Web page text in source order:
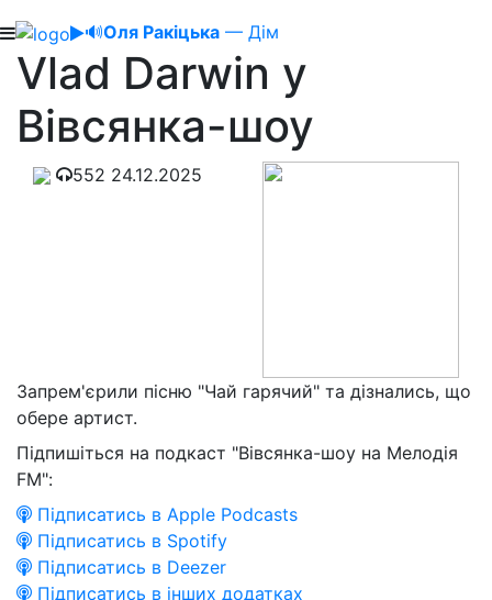
🔊Оля Ракіцька — Дім
Vlad Darwin у
Вівсянка-шоу
552 24.12.2025
Запрем'єрили пісню "Чай гарячий" та дізнались, що
обере артист.
Підпишіться на подкаст "Вівсянка-шоу на Мелодія
FM":
Підписатись в Apple Podcasts
Підписатись в Spotify
Підписатись в Deezer
Підписатись в інших додатках